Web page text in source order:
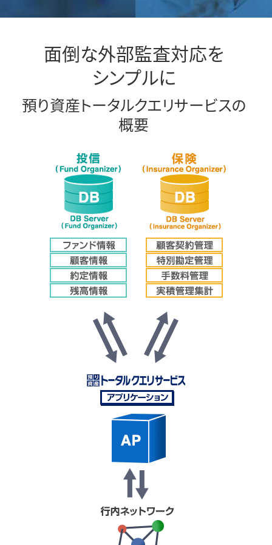
面倒な外部監査対応を
シンプルに
預り資産トータルクエリサービスの
概要